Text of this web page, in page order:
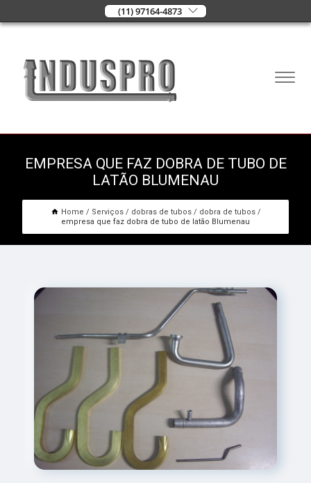
(11) 97164-4873
EMPRESA QUE FAZ DOBRA DE TUBO DE
LATÃO BLUMENAU
Home Serviços dobras de tubos
dobra de tubos
empresa que faz dobra de tubo de latão Blumenau